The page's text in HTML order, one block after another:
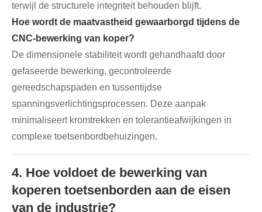
terwijl de structurele integriteit behouden blijft.
Hoe wordt de maatvastheid gewaarborgd tijdens de
CNC-bewerking van koper?
De dimensionele stabiliteit wordt gehandhaafd door
gefaseerde bewerking, gecontroleerde
gereedschapspaden en tussentijdse
spanningsverlichtingsprocessen. Deze aanpak
minimaliseert kromtrekken en tolerantieafwijkingen in
complexe toetsenbordbehuizingen.
4. Hoe voldoet de bewerking van
koperen toetsenborden aan de eisen
van de industrie?